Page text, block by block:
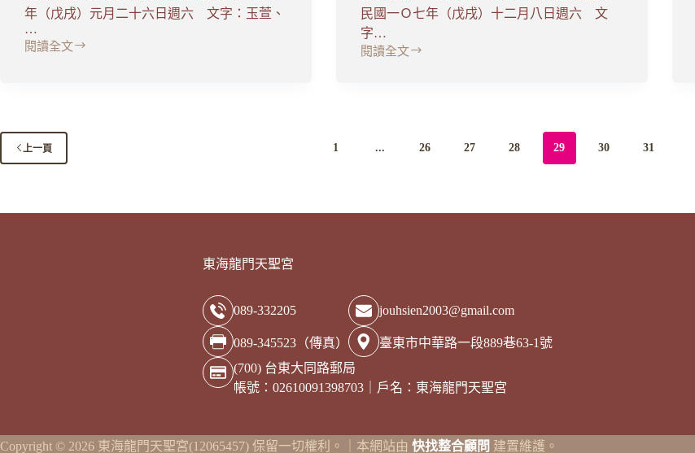
年（戊戌）元月二十六日週六 文字：玉萱、
…
閱讀全文
歲
公
民國一Ｏ七年（戊戌）十二月八日週六 文
字…
閱讀全文
建
上一頁 1 ... 26 27 28 29 30 31
東海龍門天聖宮
089-332205
089-345523（傳真）
jouhsien2003@gmail.com
臺東市中華路一段889巷63-1號
(700) 台東大同路郵局
帳號：02610091398703｜戶名：東海龍門天聖宮
Copyright © 2026 東海龍門天聖宮(12065457) 保留一切權利。｜本網站由 快找整合顧問 建置維護。